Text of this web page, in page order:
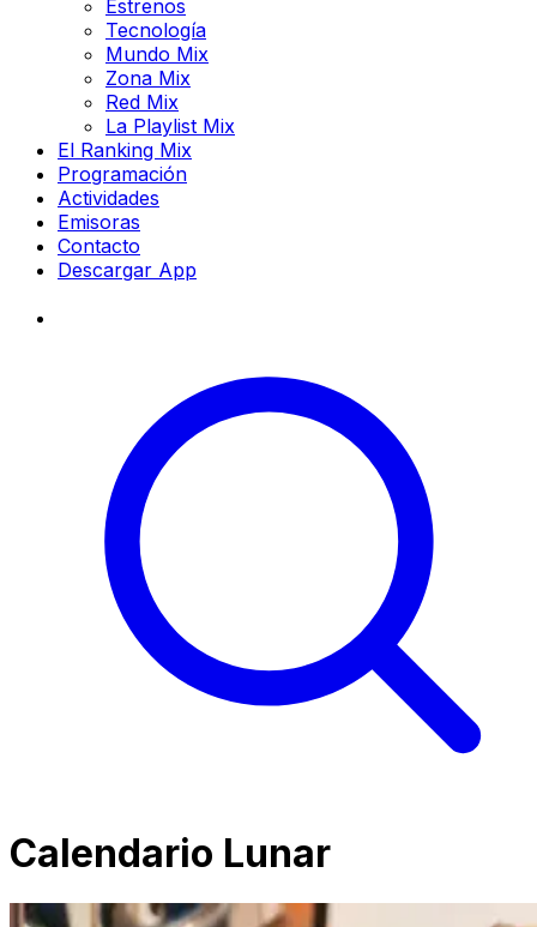
Estrenos
Tecnología
Mundo Mix
Zona Mix
Red Mix
La Playlist Mix
El Ranking Mix
Programación
Actividades
Emisoras
Contacto
Descargar App
Calendario Lunar